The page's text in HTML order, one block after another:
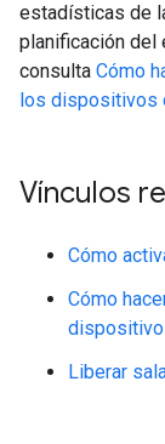
estadísticas de
planificación del
consulta Cómo
los dispositivos
Vínculos
Cómo
Cómo
Liberar